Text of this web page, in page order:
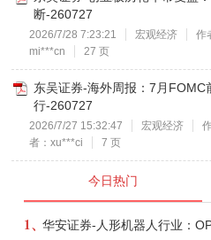
断-260727
2026/7/28 7:23:21 宏观经济 作
mi***cn
27 页
东吴证券-海外周报：7月FOMC
行-260727
2026/7/27 15:32:47 宏观经济
者：xu***ci
7 页
今日热门
1、